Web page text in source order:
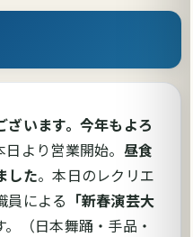
います。今年もよろ
より営業開始。 昼食
した。本日のレクリエ
員による 「新春演芸大
（日本舞踊・手品・